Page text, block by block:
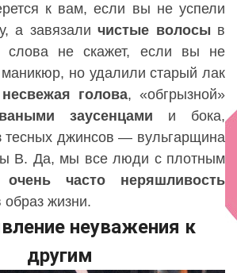
к вам, если вы не успели
а завязали чистые волосы в
слова не скажет, если вы не
маникюр, но удалили старый лак
несвежая голова, «обгрызной»
заусенцами и бока,
джинсов — вульгарщина
В. Да, мы все люди с плотным
очень часто
неряшливость
жизни.
неуважения к
другим